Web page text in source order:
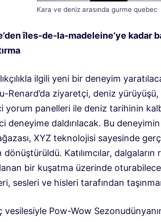
Kara ve deniz arasında gurme quebec
îles-de-la-madeleine’ye kadar
ilgili yeni bir deneyim
Renard’da ziyaretçi, deniz
yorum panelleri ile deniz tarihinin
deneyime daldırılacak. Bu
XYZ teknolojisi sayesinde
dönüştürüldü. Katılımcılar,
bir kuşatma üzerinde
sesleri ve hisleri tarafından
​​vesilesiyle Pow-Wow Sezonu